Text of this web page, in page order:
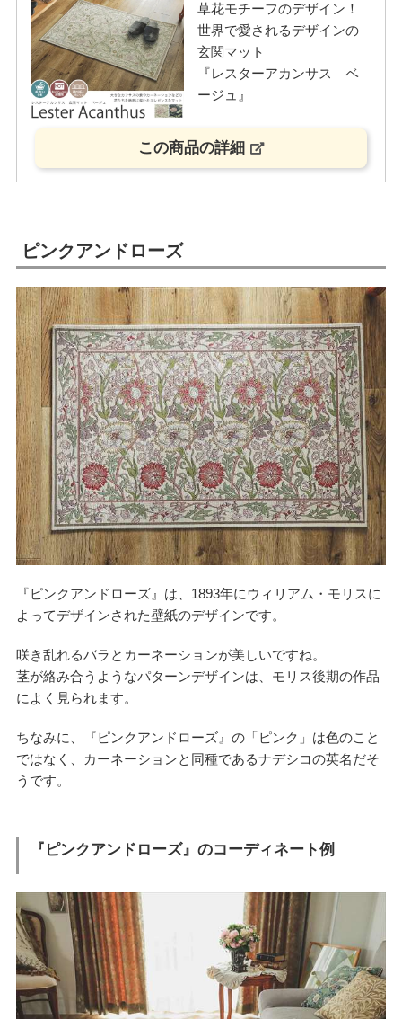
草花モチーフのデザイン！
世界で愛されるデザインの
玄関マット
『レスターアカンサス ベ
ージュ』
この商品の詳細
ピンクアンドローズ
『ピンクアンドローズ』は、1893年にウィリアム・モリスに
よってデザインされた壁紙のデザインです。
咲き乱れるバラとカーネーションが美しいですね。
茎が絡み合うようなパターンデザインは、モリス後期の作品
によく見られます。
ちなみに、『ピンクアンドローズ』の「ピンク」は色のこと
ではなく、カーネーションと同種であるナデシコの英名だそ
うです。
『ピンクアンドローズ』のコーディネート例